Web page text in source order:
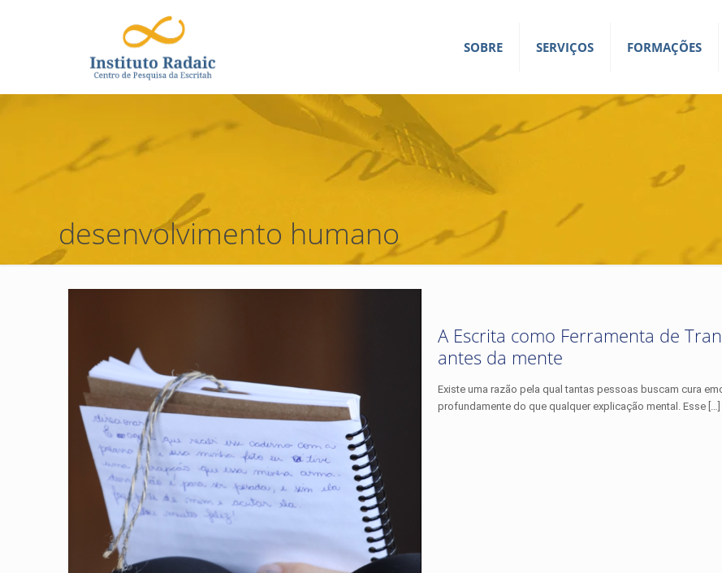
SOBRE SERVIÇOS FORMAÇÕES
desenvolvimento humano
A Escrita como Ferramenta de
antes da mente
Existe uma razão pela qual tantas pessoas buscam cura
profundamente do que qualquer explicação mental. Esse […]